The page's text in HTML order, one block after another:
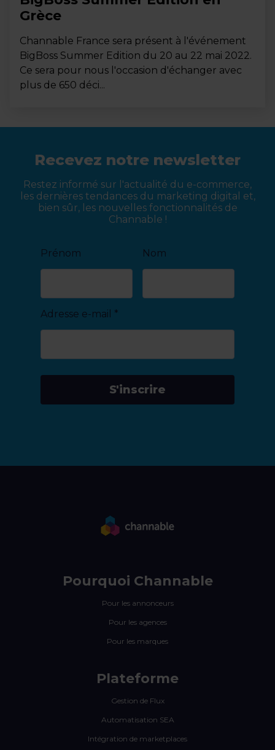
Grèce
Channable France sera présent à l'événement
BigBoss Summer Edition du 20 au 22 mai 2022.
Ce sera pour nous l'occasion d'échanger avec
plus de 650 déci...
Recevez notre newsletter
Restez informé sur l'actualité du e-commerce,
les dernières tendances du marketing digital et,
bien sûr, les nouvelles fonctionnalités de
Channable !
Prénom Nom
Adresse e-mail *
S'inscrire
Pourquoi Channable
Pour les annonceurs
Pour les agences
Pour les marques
Plateforme
Gestion de Flux
Automatisation SEA
Intégration de marketplaces